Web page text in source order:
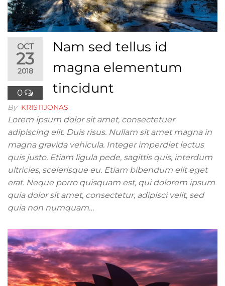
OCT
23
2018
0
Nam sed tellus id
magna elementum
tincidunt
By KRISTIJONAS
Lorem ipsum dolor sit amet, consectetuer
adipiscing elit. Duis risus. Nullam sit amet magna in
magna gravida vehicula. Integer imperdiet lectus
quis justo. Etiam ligula pede, sagittis quis, interdum
ultricies, scelerisque eu. Etiam bibendum elit eget
erat. Neque porro quisquam est, qui dolorem ipsum
quia dolor sit amet, consectetur, adipisci velit, sed
quia non numquam…